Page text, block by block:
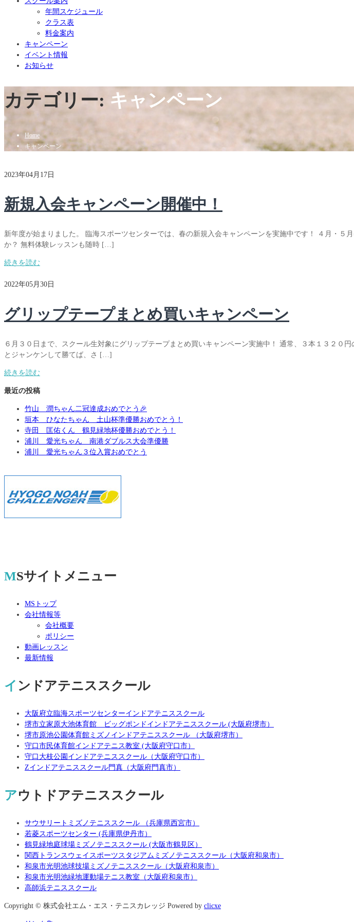
年間スケジュール
クラス表
料金案内
キャンペーン
イベント情報
お知らせ
カテゴリー: キャンペーン
Home
キャンペーン
2023年04月17日
新規入会キャンペーン開催中！
新年度が始まりました。 臨海スポーツセンターでは、春の新規入会キャンペーンを実施中です！ ４月・
か？ 無料体験レッスンも随時 […]
続きを読む
2022年05月30日
グリップテープまとめ買いキャンペーン
６月３０日まで、スクール生対象にグリップテープまとめ買いキャンペーン実施中！ 通常、３本１３２
とジャンケンして勝てば、さ […]
続きを読む
最近の投稿
竹山 潤ちゃん二冠達成おめでとう🎉
垣本 ひなたちゃん 土山杯準優勝おめでとう！
寺田 匡佑くん 鶴見緑地杯優勝おめでとう！
浦川 愛光ちゃん 南港ダブルス大会準優勝
浦川 愛光ちゃん３位入賞おめでとう
MSサイトメニュー
MSトップ
会社情報等
会社概要
ポリシー
動画レッスン
最新情報
インドアテニススクール
大阪府立臨海スポーツセンターインドアテニススクール
堺市立家原大池体育館 ビッグポンドインドアテニススクール (大阪府堺市）
堺市原池公園体育館ミズノインドアテニススクール （大阪府堺市）
守口市民体育館インドアテニス教室 (大阪府守口市）
守口大枝公園インドアテニススクール（大阪府守口市）
Zインドアテニススクール門真（大阪府門真市）
アウトドアテニススクール
サウサリートミズノテニススクール （兵庫県西宮市）
若菱スポーツセンター (兵庫県伊丹市）
鶴見緑地庭球場ミズノテニススクール (大阪市鶴見区）
関西トランスウェイスポーツスタジアムミズノテニススクール（大阪府和泉市）
和泉市光明池球技場ミズノテニススクール（大阪府和泉市）
和泉市光明池緑地運動場テニス教室（大阪府和泉市）
高師浜テニススクール
Copyright © 株式会社エム・エス・テニスカレッジ Powered by clicxe